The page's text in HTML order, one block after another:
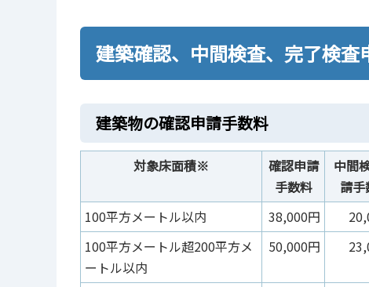
建築確認、中間検査、完了検査
建築物の確認申請手数料
対象床面積※
確認申請
手数料
中間
請手
100平方メートル以内
38,000円
100平方メートル超200平方メ
ートル以内
50,000円